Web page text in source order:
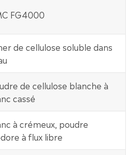
FG4000
de cellulose soluble dans
de cellulose blanche à
cassé
à crémeux, poudre
à flux libre